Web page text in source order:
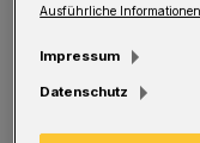
unterwegs. Sie
Jugendliche
Zeit auf der
einige kein
Ausführliche Informationen
Impressum
Datenschutz